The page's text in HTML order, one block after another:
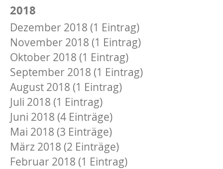
2018
Dezember 2018 (1 Eintrag)
November 2018 (1 Eintrag)
Oktober 2018 (1 Eintrag)
September 2018 (1 Eintrag)
August 2018 (1 Eintrag)
Juli 2018 (1 Eintrag)
Juni 2018 (4 Einträge)
Mai 2018 (3 Einträge)
März 2018 (2 Einträge)
Februar 2018 (1 Eintrag)